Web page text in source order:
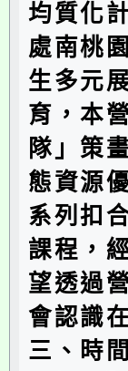
均質化
處南桃
生多元
育，本
隊」策
態資源
系列扣
課程，
望透過
會認識
三、時